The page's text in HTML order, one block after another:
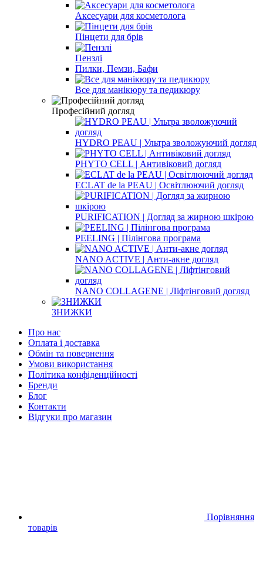
Аксесуари для косметолога
Пінцети для брів
Пензлі
Пилки, Пемзи, Бафи
Все для манікюру та педикюру
Професійний догляд
HYDRO PEAU | Ультра зволожуючий догляд
PHYTO CELL | Антивіковий догляд
ECLAT de la PEAU | Освітлюючий догляд
PURIFICATION | Догляд за жирною шкірою
PEELING | Пілінгова програма
NANO ACTIVE | Анти-акне догляд
NANO COLLAGENE | Ліфтінговий догляд
ЗНИЖКИ
Про нас
Оплата і доставка
Обмін та повернення
Умови використання
Політика конфіденційності
Бренди
Блог
Контакти
Відгуки про магазин
Порівняння
товарів